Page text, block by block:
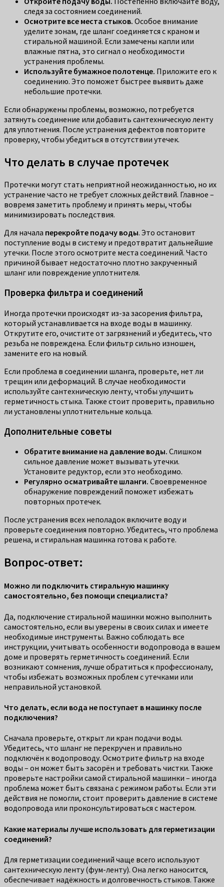
следя за состоянием соединений.
Осмотрите все места стыков. Особое внимание
уделите зонам, где шланг соединяется с краном и
стиральной машиной. Если замечены капли или
влажные пятна, это сигнал о необходимости
устранения проблемы.
Используйте бумажное полотенце. Приложите его к
соединению. Это поможет быстрее выявить даже
небольшие протечки.
Если обнаружены проблемы, возможно, потребуется
затянуть соединение или добавить сантехническую ленту
для уплотнения. После устранения дефектов повторите
проверку, чтобы убедиться в отсутствии утечек.
Что делать в случае протечек
Протечки могут стать неприятной неожиданностью, но их
устранение часто не требует сложных действий. Главное –
вовремя заметить проблему и принять меры, чтобы
минимизировать последствия.
Для начала перекройте подачу воды. Это остановит
поступление воды в систему и предотвратит дальнейшие
утечки. После этого осмотрите места соединений. Часто
причиной бывает недостаточно плотно закрученный
шланг или повреждение уплотнителя.
Проверка фильтра и соединений
Иногда протечки происходят из-за засорения фильтра,
который устанавливается на входе воды в машинку.
Открутите его, очистите от загрязнений и убедитесь, что
резьба не повреждена. Если фильтр сильно изношен,
замените его на новый.
Если проблема в соединении шланга, проверьте, нет ли
трещин или деформаций. В случае необходимости
используйте сантехническую ленту, чтобы улучшить
герметичность стыка. Также стоит проверить, правильно
ли установлены уплотнительные кольца.
Дополнительные советы
Обратите внимание на давление воды. Слишком
сильное давление может вызывать утечки.
Установите редуктор, если это необходимо.
Регулярно осматривайте шланги. Своевременное
обнаружение повреждений поможет избежать
повторных протечек.
После устранения всех неполадок включите воду и
проверьте соединения повторно. Убедитесь, что проблема
решена, и стиральная машинка готова к работе.
Вопрос-ответ:
Можно ли подключить стиральную машинку
самостоятельно, без помощи специалиста?
Да, подключение стиральной машинки можно выполнить
самостоятельно, если вы уверены в своих силах и имеете
необходимые инструменты. Важно соблюдать все
инструкции, учитывать особенности водопровода в вашем
доме и проверять герметичность соединений. Если
возникают сомнения, лучше обратиться к профессионалу,
чтобы избежать возможных проблем с утечками или
неправильной установкой.
Что делать, если вода не поступает в машинку после
подключения?
Сначала проверьте, открыт ли кран подачи воды.
Убедитесь, что шланг не перекручен и правильно
подключён к водопроводу. Осмотрите фильтр на входе
воды – он может быть засорён и требовать чистки. Также
проверьте настройки самой стиральной машинки – иногда
проблема может быть связана с режимом работы. Если эти
действия не помогли, стоит проверить давление в системе
водопровода или проконсультироваться с мастером.
Какие материалы лучше использовать для герметизации
соединений?
Для герметизации соединений чаще всего используют
сантехническую ленту (фум-ленту). Она легко наносится,
обеспечивает надёжность и долговечность стыков. Также